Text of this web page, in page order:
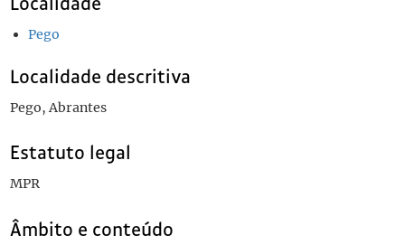
Pego
Localidade descritiva
Pego, Abrantes
Estatuto legal
MPR
Âmbito e conteúdo